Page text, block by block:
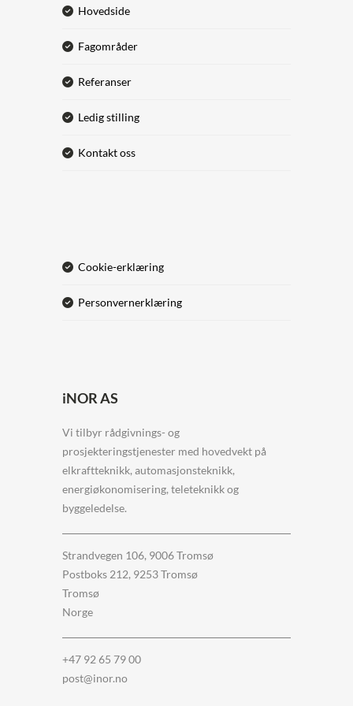
hovedside
fagområder
referanser
ledig stilling
kontakt oss
cookie-erklæring
personvernerklæring
iNOR AS
Vi tilbyr rådgivnings- og
prosjekteringstjenester med hovedvekt på
elkraftteknikk, automasjonsteknikk,
energiøkonomisering, teleteknikk og
byggeledelse.
Strandvegen 106, 9006 Tromsø
Postboks 212, 9253 Tromsø
Tromsø
Norge
+47 92 65 79 00
post@inor.no